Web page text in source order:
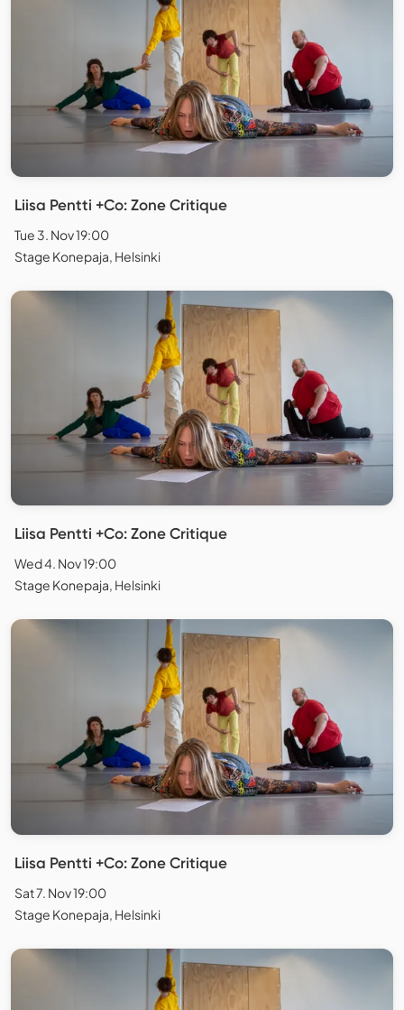
Liisa Pentti +Co: Zone Critique
Tue 3. Nov 19:00
Stage Konepaja, Helsinki
Liisa Pentti +Co: Zone Critique
Wed 4. Nov 19:00
Stage Konepaja, Helsinki
Liisa Pentti +Co: Zone Critique
Sat 7. Nov 19:00
Stage Konepaja, Helsinki